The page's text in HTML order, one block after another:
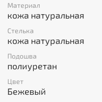
Материал
кожа натуральная
Стелька
кожа натуральная
Подошва
полиуретан
Цвет
Бежевый